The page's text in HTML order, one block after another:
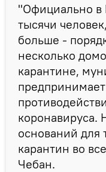
"Официально
тысячи
больше -
несколько
карантине,
оснований для
карантин во
Чебан.